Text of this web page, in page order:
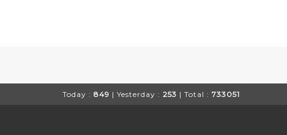
Today : 849 | Yesterday : 253 | Total : 733051